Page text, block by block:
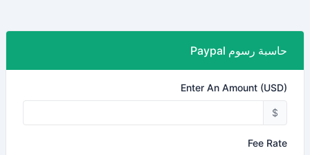
حاسبة رسوم Paypal
Enter An Amount (USD)
$
Fee Rate